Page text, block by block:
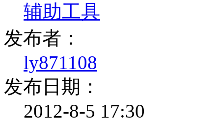
辅助工具
发布者：
ly871108
发布日期：
2012-8-5 17:30